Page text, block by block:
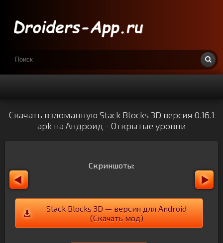
Скачать взломанную Stack Blocks 3D версия 0.16.1
apk на Андроид - Открытые уровни
Скриншоты:
Stack Blocks 3D — версия для Android
(Скачать мод)